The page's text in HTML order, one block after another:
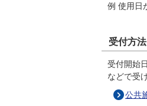
例 使用日
受付方法
受付開始
などで受
公共